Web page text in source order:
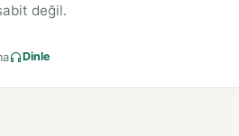
değil.
Dinle